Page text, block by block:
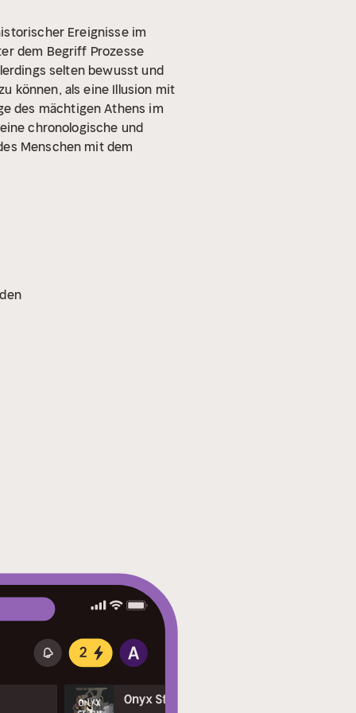
Ereignisse im
dem Begriff Prozesse
selten bewusst und
können, als eine Illusion mit
des mächtigen Athens im
chronologische und
Menschen mit dem